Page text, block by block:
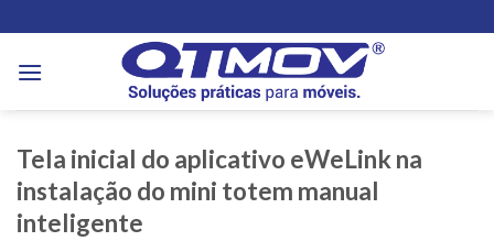
to
content
Tela inicial do aplicativo eWeLink na
instalação do mini totem manual
inteligente